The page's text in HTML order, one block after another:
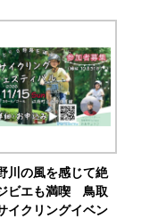
川の風を感じて絶
ビエも満喫 鳥取
イクリングイベン